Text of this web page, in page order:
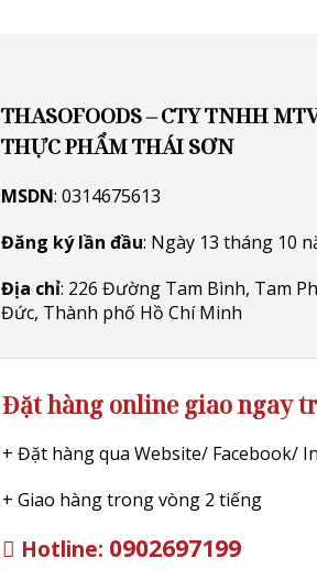
THASOFOODS – CTY TNHH
THỰC PHẨM THÁI SƠN
MSDN: 0314675613
Đăng ký lần đầu: Ngày 13 tháng 10
Địa chỉ: 226 Đường Tam Bình, Tam
Đức, Thành phố Hồ Chí Minh
Đặt hàng online giao ngay
+ Đặt hàng qua Website/ Facebook/
+ Giao hàng trong vòng 2 tiếng
Hotline: 0902697199